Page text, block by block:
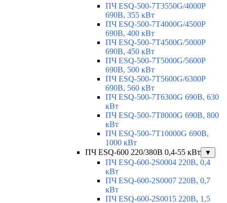
ПЧ ESQ-500-7T3550G/4000P
690В, 355 кВт
ПЧ ESQ-500-7T4000G/4500P
690В, 400 кВт
ПЧ ESQ-500-7T4500G/5000P
690В, 450 кВт
ПЧ ESQ-500-7T5000G/5600P
690В, 500 кВт
ПЧ ESQ-500-7T5600G/6300P
690В, 560 кВт
ПЧ ESQ-500-7T6300G 690В, 630
кВт
ПЧ ESQ-500-7T8000G 690В, 800
кВт
ПЧ ESQ-500-7T10000G 690В,
1000 кВт
ПЧ ESQ-600 220/380В 0,4-55 кВт
▼
ПЧ ESQ-600-2S0004 220В, 0,4
кВт
ПЧ ESQ-600-2S0007 220В, 0,7
кВт
ПЧ ESQ-600-2S0015 220В, 1,5